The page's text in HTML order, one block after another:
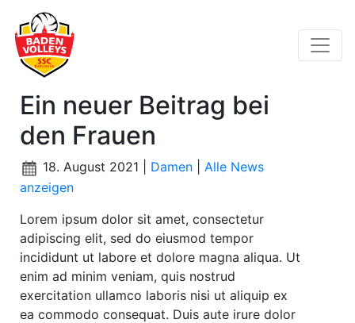
Ein neuer Beitrag bei
den Frauen
18. August 2021 | Damen
Alle News
anzeigen
Lorem ipsum dolor sit amet, consectetur
adipiscing elit, sed do eiusmod tempor
incididunt ut labore et dolore magna aliqua. Ut
enim ad minim veniam, quis nostrud
exercitation ullamco laboris nisi ut aliquip ex
ea commodo consequat. Duis aute irure dolor